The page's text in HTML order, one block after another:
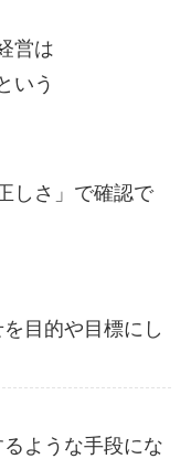
営は
いう
しさ」で確認で
目的や目標にし
ような手段にな